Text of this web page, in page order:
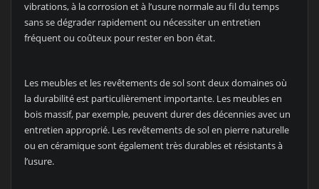
vibrations, à la corrosion et à l’usure normale au fil du temps
sans se dégrader rapidement ou nécessiter un entretien
fréquent ou coûteux pour rester en bon état.
Les meubles et les revêtements de sol sont deux domaines où
la durabilité est particulièrement importante. Les meubles en
bois massif, par exemple, peuvent durer des décennies avec un
entretien approprié. Les revêtements de sol en pierre naturelle
ou en céramique sont également très durables et résistants à
l’usure.